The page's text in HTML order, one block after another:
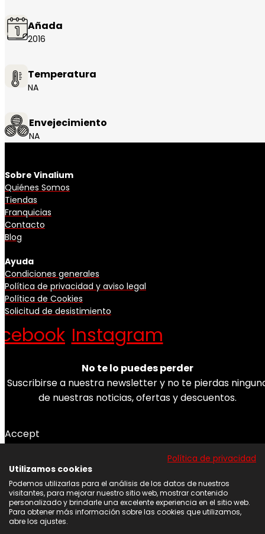
Añada
2016
Temperatura
NA
Envejecimiento
NA
Sobre Vinalium
Quiénes Somos
Tiendas
Franquicias
Contacto
Blog
Ayuda
Condiciones generales
Política de privacidad y aviso legal
Política de Cookies
Solicitud de desistimiento
Instagram
No te lo puedes perder
Suscribirse a nuestra newsletter y no te pierdas
de nuestras noticias, ofertas y descuentos.
Accept
Correo electrónico
Suscribirse
Política de privacidad
Utilizamos cookies
Podemos utilizarlas para el análisis de los datos de nuestros
visitantes, para mejorar nuestro sitio web, mostrar contenido
personalizado y brindarle una excelente experiencia en el sitio web.
Para obtener más información sobre las cookies que utilizamos,
abre los ajustes.